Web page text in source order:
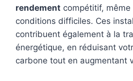
rendement compétitif,
conditions difficiles. Ces
contribuent également à la
énergétique, en réduisant
carbone tout en augmentant